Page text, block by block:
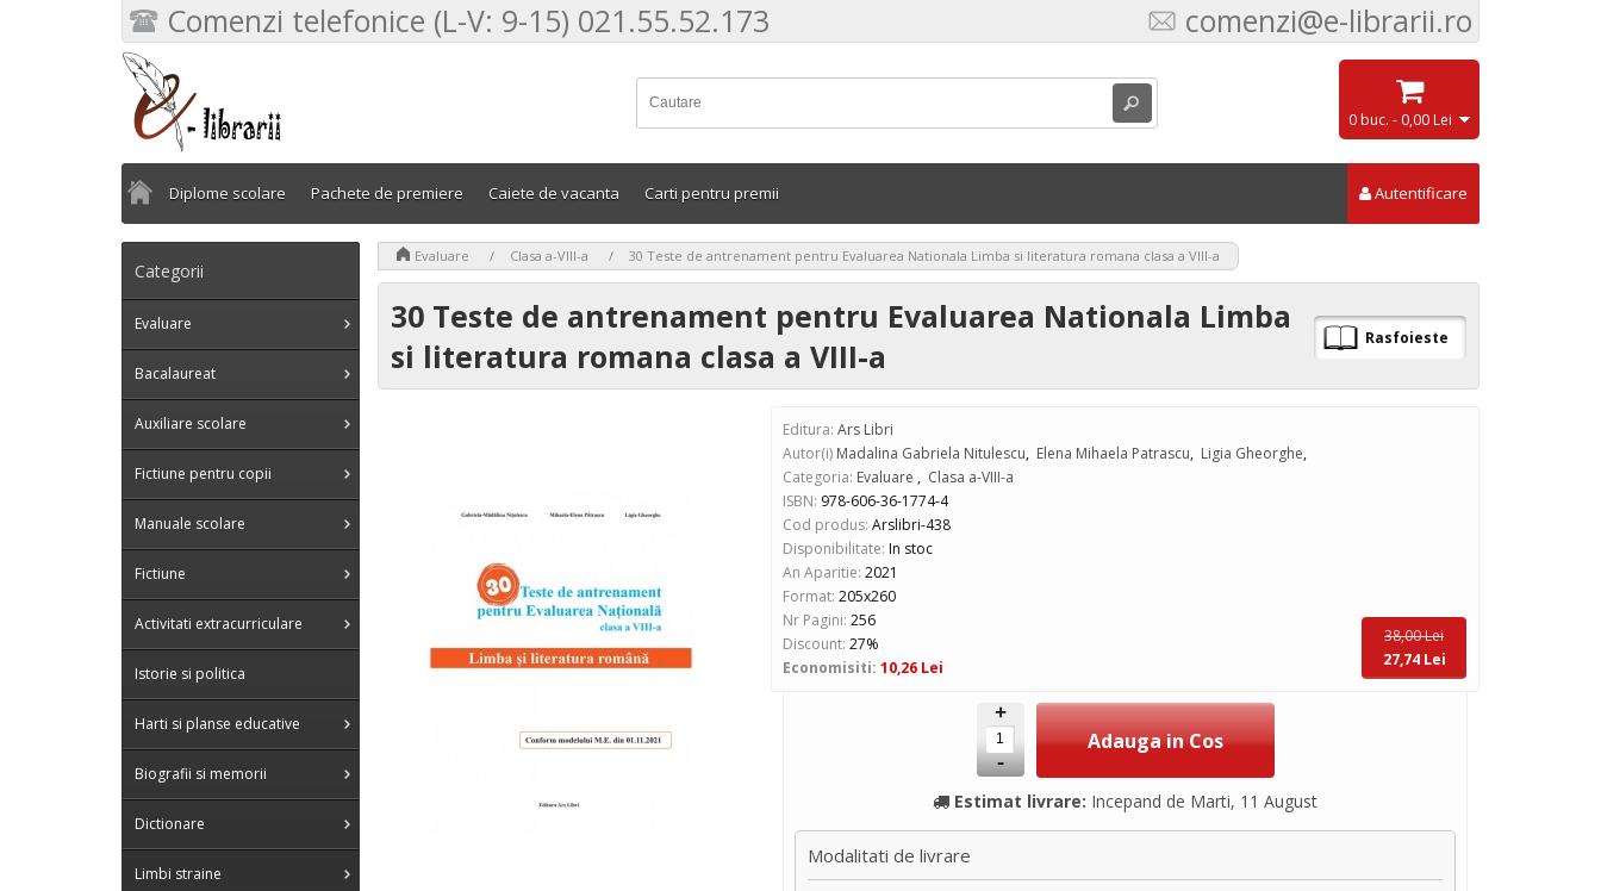
Comenzi telefonice (L-V: 9-15) 021.55.52.173 comenzi@e-librarii.ro
0 buc. - 0,00 Lei
Diplome scolare Pachete de premiere Caiete de vacanta Carti pentru premii Autentificare
Categorii
Evaluare
Bacalaureat
Auxiliare scolare
Fictiune pentru copii
Manuale scolare
Fictiune
Activitati extracurriculare
Istorie si politica
Harti si planse educative
Biografii si memorii
Dictionare
Limbi straine
Evaluare Clasa a-VIII-a 30 Teste de antrenament pentru Evaluarea Nationala Limba si literatura romana clasa a VIII-a
30 Teste de antrenament pentru Evaluarea Nationala Limba
si literatura romana clasa a VIII-a
Rasfoieste
Editura: Ars Libri
Autor(i) Madalina Gabriela Nitulescu, Elena Mihaela Patrascu, Ligia Gheorghe,
Categoria: Evaluare , Clasa a-VIII-a
ISBN: 978-606-36-1774-4
Cod produs: Arslibri-438
Disponibilitate: In stoc
An Aparitie: 2021
Format: 205x260
Nr Pagini: 256
Discount: 27%
Economisiti: 10,26 Lei
38,00 Lei
27,74 Lei
+
-
Estimat livrare: Incepand de Marti, 11 August
Modalitati de livrare